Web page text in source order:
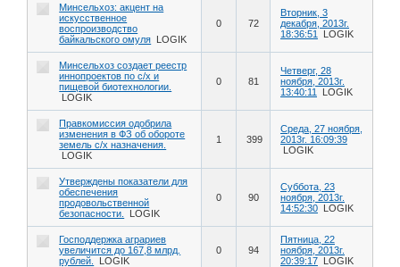
Минсельхоз: акцент на
искусственное
воспроизводство
байкальского омуля LOGIK
0 72
Вторник, 3
декабря, 2013г.
18:36:51
LOGIK
Минсельхоз создает реестр
иннопроектов по с/х и
пищевой биотехнологии.
LOGIK
0 81
Четверг, 28
ноября, 2013г.
13:40:11
LOGIK
Правкомиссия одобрила
изменения в ФЗ об обороте
земель с/х назначения.
LOGIK
1 399
Среда, 27 ноября,
2013г. 16:09:39
LOGIK
Утверждены показатели для
обеспечения
продовольственной
безопасности.
LOGIK
0 90
Суббота, 23
ноября, 2013г.
14:52:30 LOGIK
Господдержка аграриев
увеличится до 167,8 млрд.
рублей.
LOGIK
0 94
Пятница, 22
ноября, 2013г.
20:39:17 LOGIK